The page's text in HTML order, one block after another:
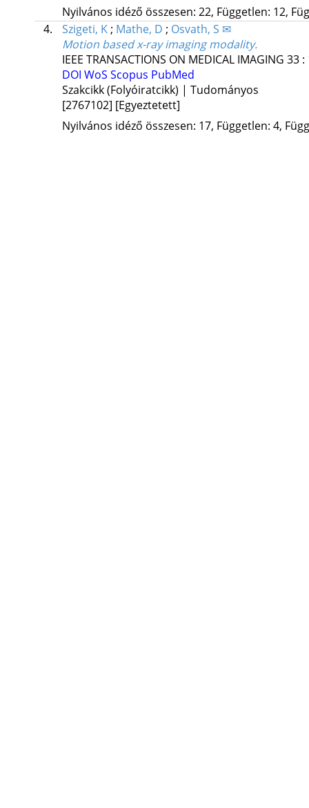
Nyilvános idéző összesen: 22, Független: 12,
4.
Szigeti, K; Mathe, D ; Osvath, S ✉
Motion based x-ray imaging modality.
IEEE TRANSACTIONS ON MEDICAL IMAGING 33:
DOI WoS Scopus PubMed
Szakcikk (Folyóiratcikk) | Tudományos
[2767102] [Egyeztetett]
Nyilvános idéző összesen: 17, Független: 4,